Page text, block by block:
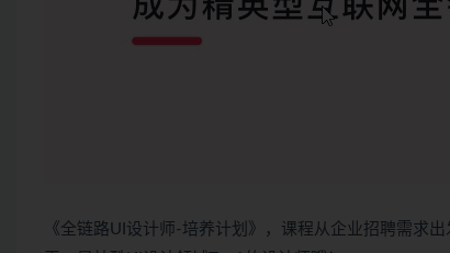
《全链路UI设计师-培养计划》，课程从企业招聘需求